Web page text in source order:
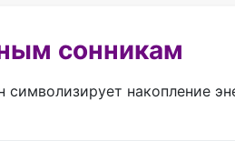
сонникам
накопление